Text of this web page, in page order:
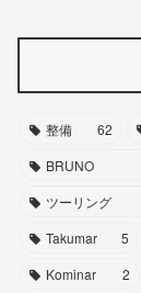
整備 62
BRUNO
ツーリング
Takumar
5
Kominar
2